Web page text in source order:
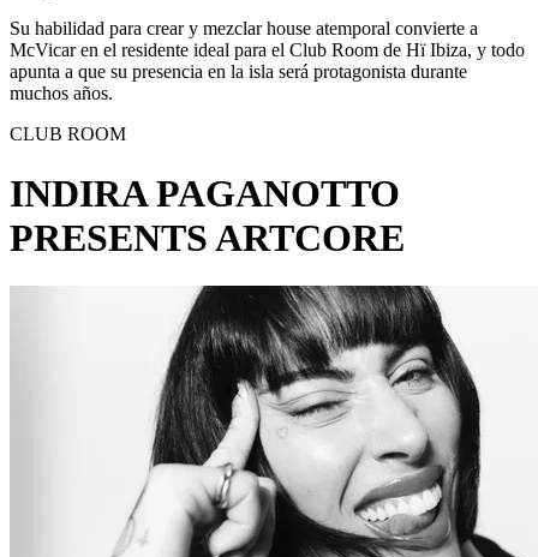
Su habilidad para crear y mezclar house atemporal convierte a
McVicar en el residente ideal para el Club Room de Hï Ibiza, y todo
apunta a que su presencia en la isla será protagonista durante
muchos años.
CLUB ROOM
INDIRA PAGANOTTO
PRESENTS ARTCORE